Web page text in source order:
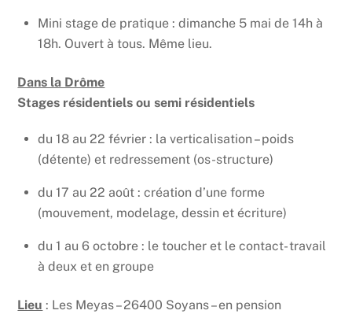
Mini stage de pratique : dimanche 5 mai de 14h à
18h. Ouvert à tous. Même lieu.
Dans la Drôme
Stages résidentiels ou semi résidentiels
du 18 au 22 février : la verticalisation – poids
(détente) et redressement (os-structure)
du 17 au 22 août : création d’une forme
(mouvement, modelage, dessin et écriture)
du 1 au 6 octobre : le toucher et le contact- travail
à deux et en groupe
Lieu : Les Meyas – 26400 Soyans – en pension